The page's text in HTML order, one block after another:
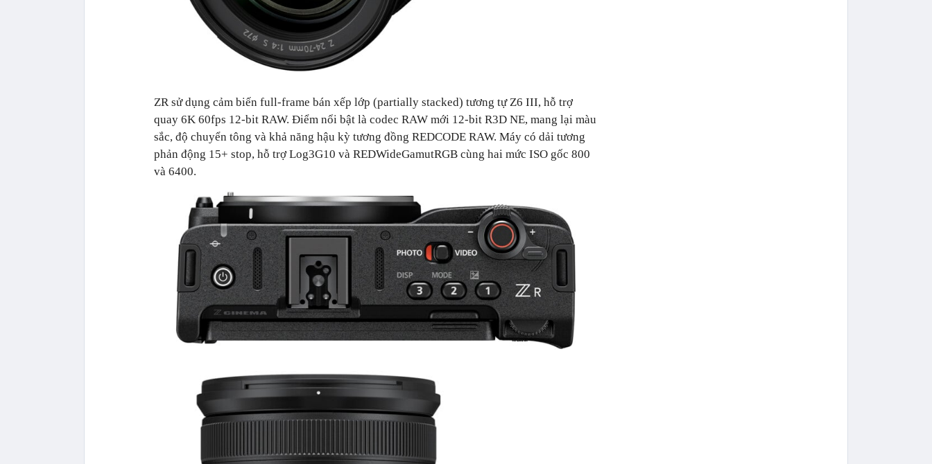
ZR sử dụng cảm biến full-frame bán xếp lớp (partially stacked) tương tự Z6 III, hỗ trợ
quay 6K 60fps 12-bit RAW. Điểm nổi bật là codec RAW mới 12-bit R3D NE, mang lại màu
sắc, độ chuyển tông và khả năng hậu kỳ tương đồng REDCODE RAW. Máy có dải tương
phản động 15+ stop, hỗ trợ Log3G10 và REDWideGamutRGB cùng hai mức ISO gốc 800
và 6400.